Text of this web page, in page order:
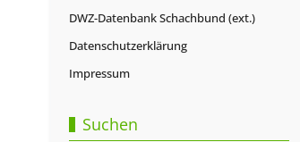
DWZ-Datenbank Schachbund (ext.)
Datenschutzerklärung
Impressum
Suchen